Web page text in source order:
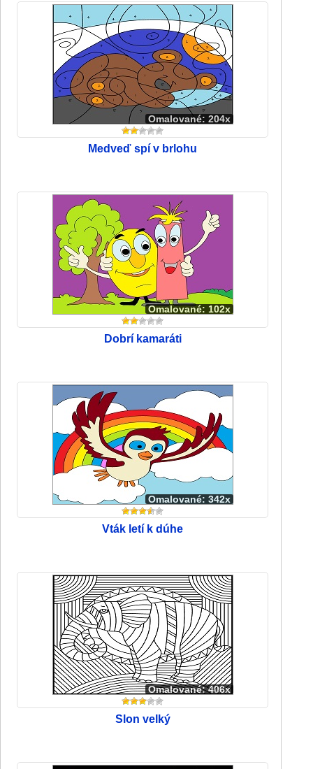
Omalované: 204x
Medveď spí v brlohu
Omalované: 102x
Dobrí kamaráti
Omalované: 342x
Vták letí k dúhe
Omalované: 406x
Slon velký